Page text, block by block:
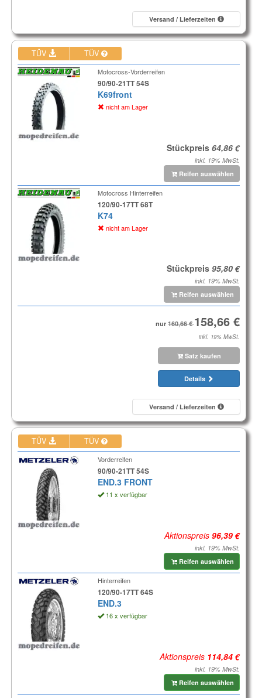
Versand / Lieferzeiten
TÜV TÜV
Motocross-Vorderreifen
90/90-21TT 54S
K69front
nicht am Lager
Stückpreis
inkl. 19% MwSt.
Reifen auswählen
Motocross Hinterreifen
120/90-17TT 68T
K74
nicht am Lager
Stückpreis
inkl. 19% MwSt.
Reifen auswählen
nur
inkl. 19% MwSt.
Satz kaufen
Details
Versand / Lieferzeiten
TÜV TÜV
Vorderreifen
90/90-21TT 54S
END.3 FRONT
11 x verfügbar
Aktionspreis
inkl. 19% MwSt.
Reifen auswählen
Hinterreifen
120/90-17TT 64S
END.3
16 x verfügbar
Aktionspreis
inkl. 19% MwSt.
Reifen auswählen